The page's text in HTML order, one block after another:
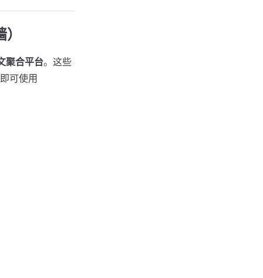
聚合平台。这些
可使用